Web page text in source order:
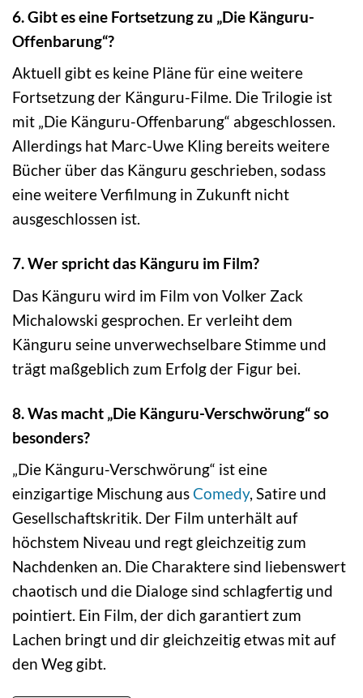
6. Gibt es eine Fortsetzung zu „Die Känguru-
Offenbarung“?
Aktuell gibt es keine Pläne für eine weitere
Fortsetzung der Känguru-Filme. Die Trilogie ist
mit „Die Känguru-Offenbarung“ abgeschlossen.
Allerdings hat Marc-Uwe Kling bereits weitere
Bücher über das Känguru geschrieben, sodass
eine weitere Verfilmung in Zukunft nicht
ausgeschlossen ist.
7. Wer spricht das Känguru im Film?
Das Känguru wird im Film von Volker Zack
Michalowski gesprochen. Er verleiht dem
Känguru seine unverwechselbare Stimme und
trägt maßgeblich zum Erfolg der Figur bei.
8. Was macht „Die Känguru-Verschwörung“ so
besonders?
„Die Känguru-Verschwörung“ ist eine
einzigartige Mischung ausComedy, Satire und
Gesellschaftskritik. Der Film unterhält auf
höchstem Niveau und regt gleichzeitig zum
Nachdenken an. Die Charaktere sind liebenswert
chaotisch und die Dialoge sind schlagfertig und
pointiert. Ein Film, der dich garantiert zum
Lachen bringt und dir gleichzeitig etwas mit auf
den Weg gibt.